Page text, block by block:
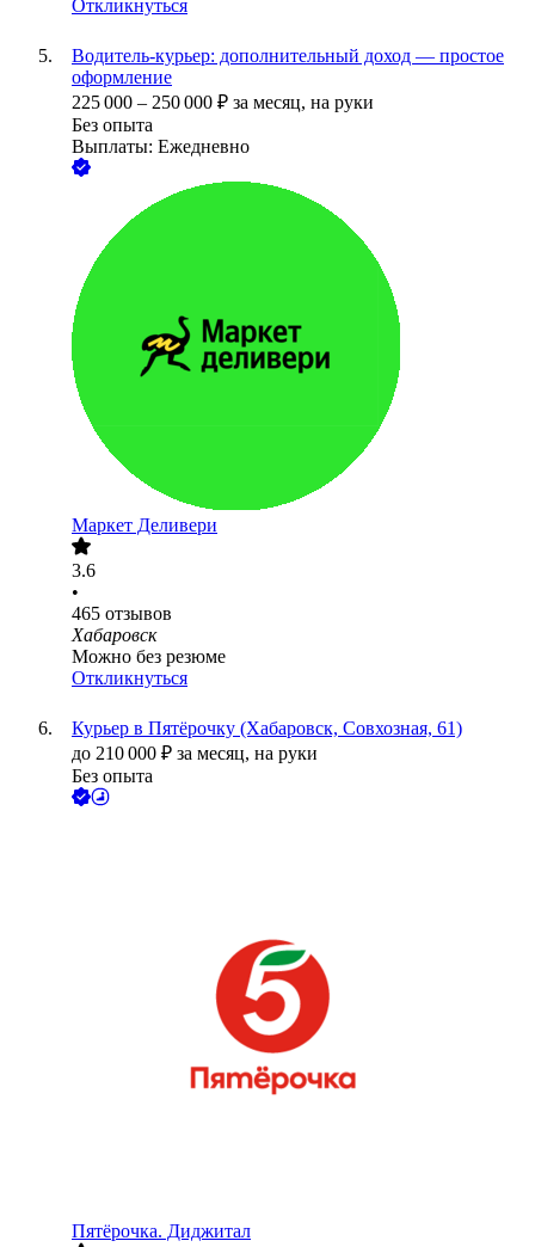
Откликнуться
Водитель‑курьер: дополнительный доход — простое
оформление
225 000 – 250 000 ₽ за месяц, на руки
Без опыта
Выплаты: Ежедневно
Маркет Деливери
3.6
•
465 отзывов
Хабаровск
Можно без резюме
Откликнуться
Курьер в Пятёрочку (Хабаровск, Совхозная, 61)
до 210 000 ₽ за месяц, на руки
Без опыта
Пятёрочка. Диджитал